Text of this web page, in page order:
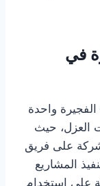
في
واحدة
العزل، حيث
على فريق
المشاريع
على استخدام